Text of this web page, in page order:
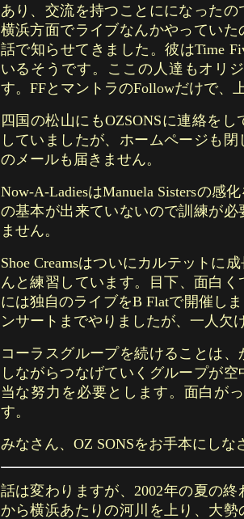
あり、交流を持つことにになった
横浜方面でライブなんかやってい
話で知らせてきました。彼はTime
いるそうです。ここの人達もオリ
す。FFとマントラのFollowだけで、
四国の松山にもOZSONSに連絡を
していましたが、ホームページも
のメールも届きません。
Now-A-LadiesはManuela Sistersの
の基本が出来ていないので訓練が
ません。
Shoe Creamsはついにカルテットに
んと練習しています。目下、面白
には独自のライブをB Flatで開催し
ンサートまでやりましたが、一人欠
コーラスグループを続けることは
しながらつなげていくグループが
当な努力を必要とします。面白が
す。
みなさん、OZ SONSをお手本にしな
話は変わりますが、2002年の夏の
から横浜あたりの河川を上り、大